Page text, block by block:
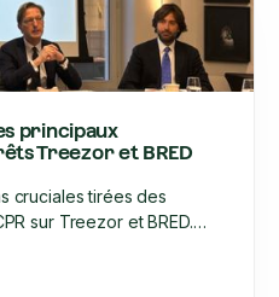
principaux
Treezor et BRED
cruciales tirées des
sur Treezor et BRED.
du terrorisme, à